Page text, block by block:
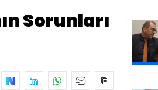
Sorunları